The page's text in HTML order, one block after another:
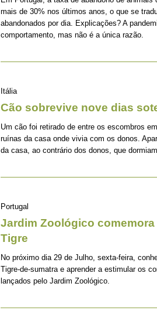
mais de 30% nos últimos anos, o que se
abandonados por dia. Explicações? A
comportamento, mas não é a única razão.
Itália
Cão sobrevive nove dias
Um cão foi retirado de entre os escombros
ruínas da casa onde vivia com os donos.
da casa, ao contrário dos donos, que
Portugal
Jardim Zoológico comemora
Tigre
No próximo dia 29 de Julho, sexta-feira,
Tigre-de-sumatra e aprender a estimular os
lançados pelo Jardim Zoológico.